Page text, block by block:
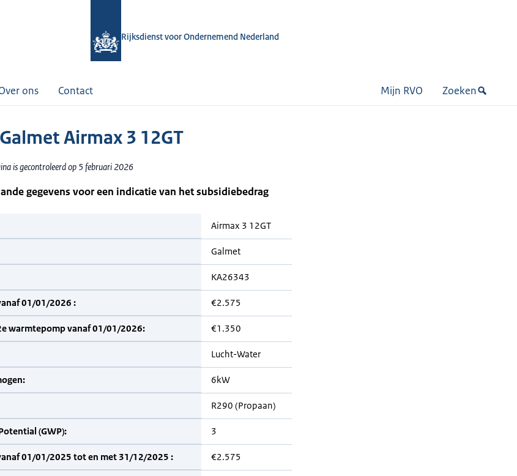
Rijksdienst voor Ondernemend Nederland
ons Contact Mijn RVO Zoeken
Airmax 3 12GT
is gecontroleerd op 5 februari 2026
gegevens voor een indicatie van het subsidiebedrag
Airmax 3 12GT
Galmet
KA26343
01/01/2026 : €2.575
warmtepomp vanaf 01/01/2026: €1.350
Lucht-Water
6kW
R290 (Propaan)
(GWP): 3
01/01/2025 tot en met 31/12/2025 : €2.575